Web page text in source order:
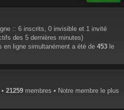
:: 6 inscrits, 0 invisible et 1 invité
des 5 dernières minutes)
en ligne simultanément a été de 453 le
21259 membres • Notre membre le plus